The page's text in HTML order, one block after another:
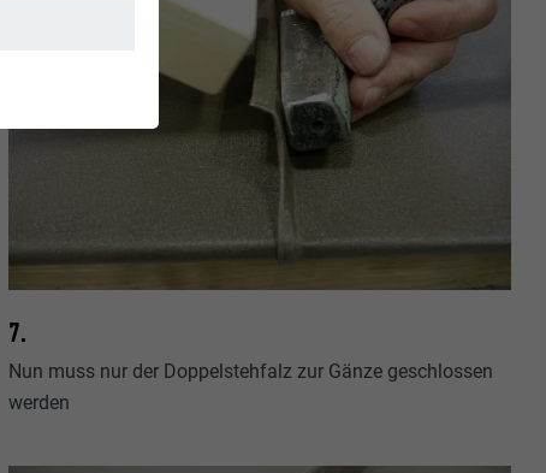
7.
Nun muss nur der Doppelstehfalz zur Gänze geschlossen
werden